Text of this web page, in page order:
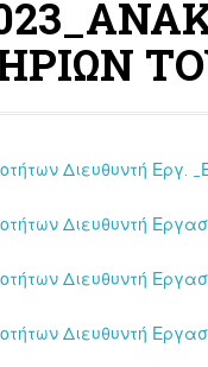
Διευθυντή Εργ.
Διευθυντή
Διευθυντή
Διευθυντή